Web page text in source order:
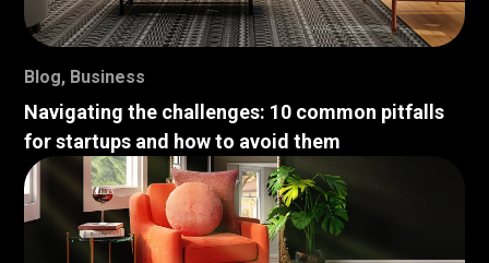
Blog, Business
Navigating the challenges: 10 common pitfalls
for startups and how to avoid them